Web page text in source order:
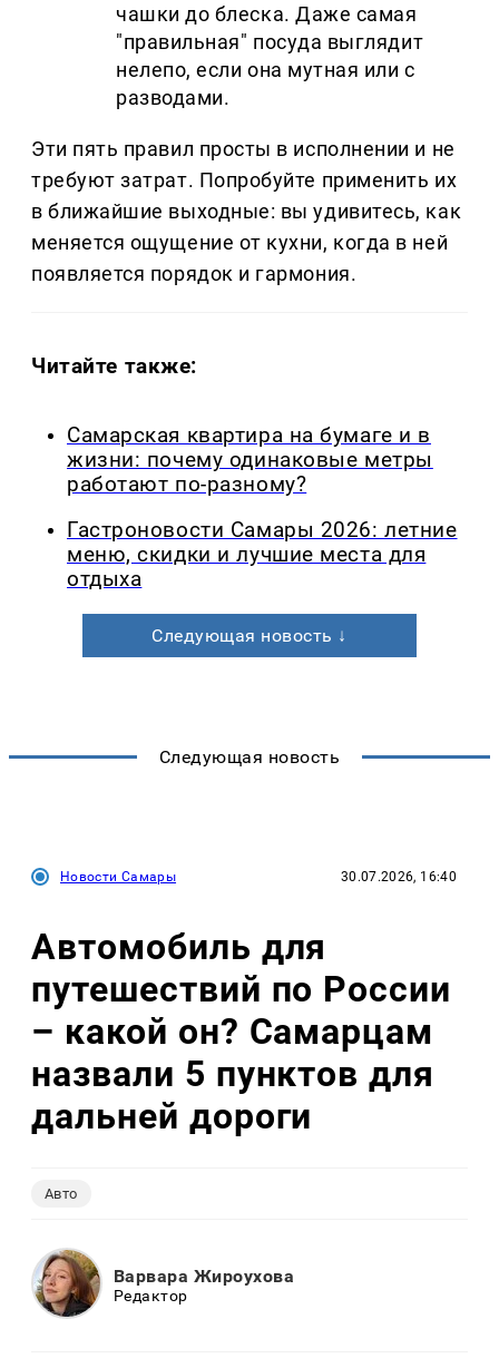
чашки до блеска. Даже самая
"правильная" посуда выглядит
нелепо, если она мутная или с
разводами.
Эти пять правил просты в исполнении и не
требуют затрат. Попробуйте применить их
в ближайшие выходные: вы удивитесь, как
меняется ощущение от кухни, когда в ней
появляется порядок и гармония.
Читайте также:
Самарская квартира на бумаге и в
жизни: почему одинаковые метры
работают по-разному?
Гастроновости Самары 2026: летние
меню, скидки и лучшие места для
отдыха
Следующая новость ↓
Следующая новость
Новости Самары 30.07.2026, 16:40
Автомобиль для
путешествий по России
– какой он? Самарцам
назвали 5 пунктов для
дальней дороги
Авто
Варвара Жироухова
Редактор